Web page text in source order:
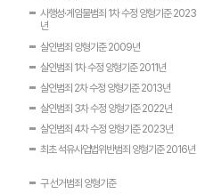
사행성·게임물범죄 1차 수정 양형기준 2023
년
살인범죄 양형기준 2009년
살인범죄 1차 수정 양형기준 2011년
살인범죄 2차 수정 양형기준 2013년
살인범죄 3차 수정 양형기준 2022년
살인범죄 4차 수정 양형기준 2023년
최초 석유사업법위반범죄 양형기준 2016년
구 선거범죄 양형기준